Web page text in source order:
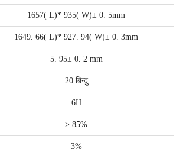
1657( L)* 935( W)± 0. 5mm
1649. 66( L)* 927. 94( W)± 0. 3mm
5. 95± 0. 2 mm
20 बिन्दु
6H
> 85%
3%